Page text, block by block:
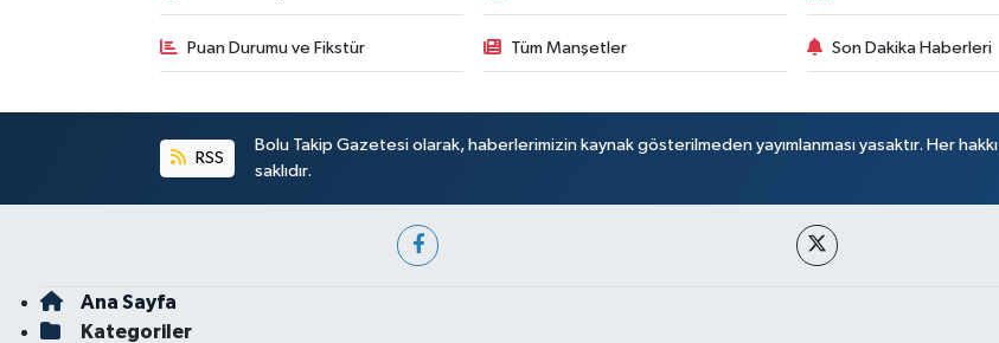
Puan Durumu ve Fikstür Tüm Manşetler Son Dakika Haberleri
RSS
Bolu Takip Gazetesi olarak, haberlerimizin kaynak gösterilmeden yayımlanması yasaktır. Her hakkı
saklıdır.
Ana Sayfa
Kategoriler